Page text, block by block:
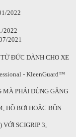
2022
2022
2021
ĐỨC DÀNH CHO XE
- KleenGuard™
MÀ PHẢI DÙNG GĂNG
HỒ BƠI HOẶC BỒN
SCIGRIP 3,